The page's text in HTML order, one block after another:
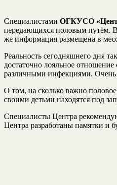
Специалистами ОГКУСО «Центр
передающихся половым путём.
же информация размещена в
Реальность сегодняшнего дня
достаточно лояльное
различными инфекциями. Очень
О том, на сколько важно
своими детьми находятся под
Специалисты Центра
Центра разработаны памятки и